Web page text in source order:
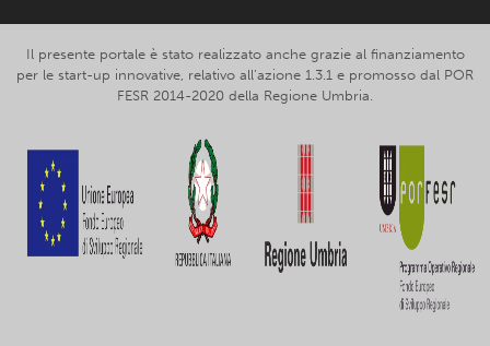
Il presente portale è stato realizzato anche grazie al finanziamento
per le start-up innovative, relativo all’azione 1.3.1 e promosso dal POR
FESR 2014-2020 della Regione Umbria.